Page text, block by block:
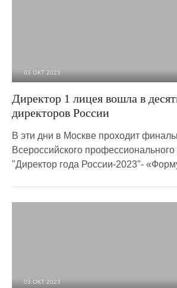
03 ОКТ 2023
Директор 1 лицея вошла в
директоров России
В эти дни в Москве проходит
Всероссийского профессионального
"Директор года России-2023"-
03 ОКТ 2023